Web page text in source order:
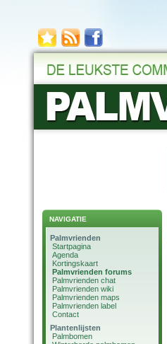
NAVIGATIE
Palmvrienden
Startpagina
Agenda
Kortingskaart
Palmvrienden forums
Palmvrienden chat
Palmvrienden wiki
Palmvrienden maps
Palmvrienden label
Contact
Plantenlijsten
Palmbomen